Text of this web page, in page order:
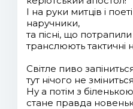
І на руки митців і
наручники,
та пісні, що
транслюють тактичні
Світле пиво
тут нічого не
Ну а потім з біленькою
стане правда